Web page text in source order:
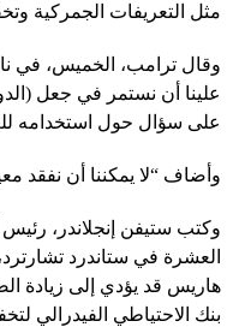
مثل التعريفات الجمركية
وقال ترامب، الخميس، في
علينا أن نستمر في جعل
على سؤال حول استخدامه
وأضاف “لا يمكننا أن نفقد
وكتب ستيفن إنجلاندر،
العشرة في ستاندرد
هاريس قد يؤدي إلى زيادة
بنك الاحتياطي الفيدرالي